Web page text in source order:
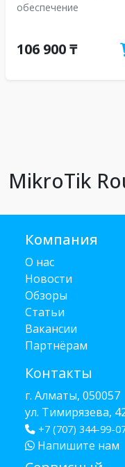
обеспечение
106 900 ₸
MikroTik
Компания
О нас
Новости
Обзоры
Статьи
Вакансии
Партнёрам
Контакты
г. Алматы, 050057
ул. Тимирязева,
+7 (707) 344-99-
Напишите нам